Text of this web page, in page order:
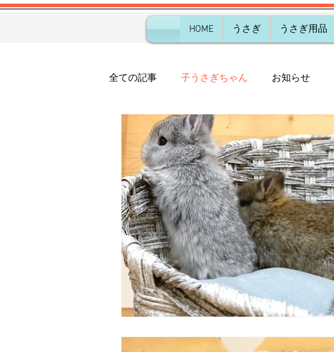
HOME うさぎ うさぎ用品
全ての記事 子うさぎちゃん お知らせ